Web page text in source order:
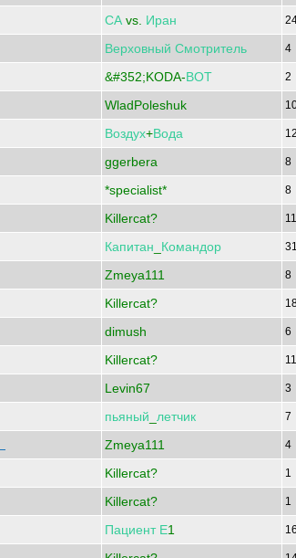
СА vs. Иран
Верховный Смотритель 4
&#352;KODA-ВОТ 2
WladPoleshuk
Воздух+Вода 12
ggerbera 8
*specialist* 8
Killercat? 11
Капитан Командор 31
Zmeya111 8
Killercat?
dimush 6
Killercat? 11
Levin67 3
пьяный летчик 7
Zmeya111 4
Killercat? 1
Killercat? 1
Пациент Е1 16